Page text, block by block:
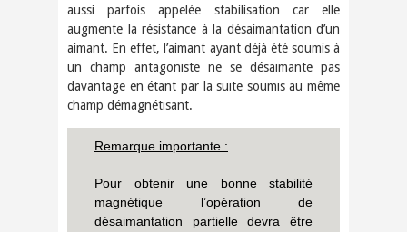
aussi parfois appelée stabilisation car elle
augmente la résistance à la désaimantation d’un
aimant. En effet, l’aimant ayant déjà été soumis à
un champ antagoniste ne se désaimante pas
davantage en étant par la suite soumis au même
champ démagnétisant.
Remarque importante :
Pour obtenir une bonne stabilité
magnétique l’opération de
désaimantation partielle devra être